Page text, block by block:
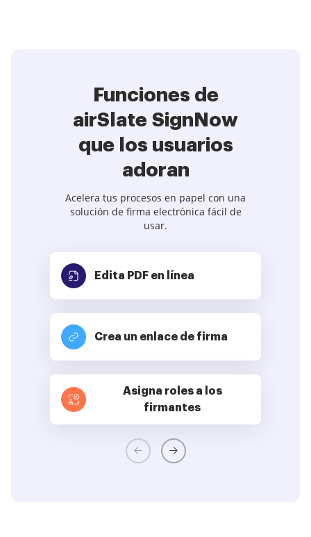
Funciones de
airSlate SignNow
que los usuarios
adoran
Acelera tus procesos en papel con una
solución de firma electrónica fácil de
usar.
Edita PDF en línea
Crea un enlace de firma
Asigna roles a los
firmantes